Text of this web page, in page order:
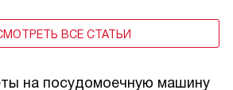
ВСЕ СТАТЬИ
на посудомоечную машину